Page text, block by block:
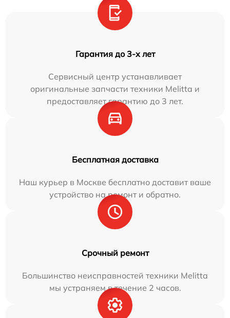
Гарантия до 3-х лет
Сервисный центр устанавливает
оригинальные запчасти техники Melitta и
предоставляет гарантию до 3 лет.
Бесплатная доставка
Наш курьер в Москве бесплатно доставит ваше
устройство на ремонт и обратно.
Срочный ремонт
Большинство неисправностей техники Melitta
мы устраняем в течение 2 часов.